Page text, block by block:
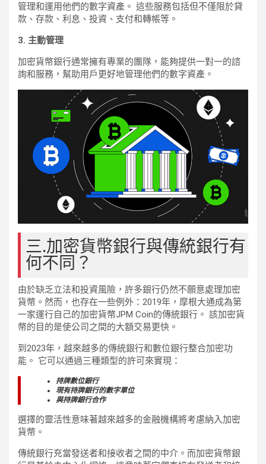
管理和運用他們的數字資產。 這些服務包括但不僅限於貸
款、存款、利息、投資、支付和轉帳等。
3. 主動管理
加密貨幣銀行通常擁有專業的團隊，能夠提供一對一的諮
詢和服務，幫助用戶更好地管理他們的數字資產。
三.加密貨幣銀行與傳統銀行有
何不同？
由於缺乏立法和投資風險，許多銀行仍然不願意處理加密
貨幣。然而，也存在一些例外：2019年，摩根大通成為第
一家運行自己的加密貨幣JPM Coin的傳統銀行。 該加密貨
幣的目的是使公司之間的大額交易更快。
到2023年，越來越多的傳統銀行和數位銀行整合加密功
能。 它可以通過三種類型的許可來實現：
持牌數位銀行
現有持牌銀行的數字單位
與持牌銀行合作
選擇的靈活性意味著越來越多的金融機構將考慮納入加密
貨幣。
傳統銀行充當發送者和接收者之間的中介。而加密貨幣銀